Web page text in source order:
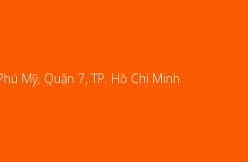
Mỹ, Quận 7, TP. Hồ Chí Minh